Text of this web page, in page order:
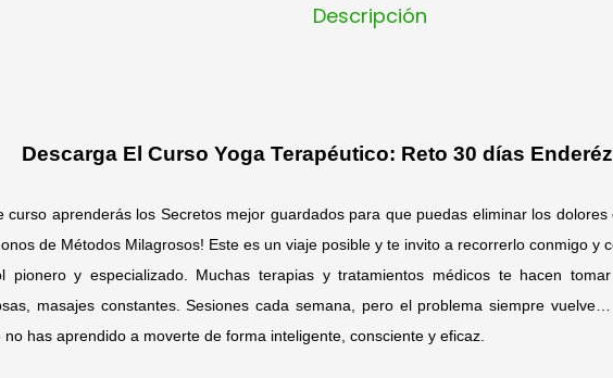
Descripción
Descarga El Curso Yoga Terapéutico: Reto 30 días
curso aprenderás los Secretos mejor guardados para que puedas eliminar los dolores
de Métodos Milagrosos! Este es un viaje posible y te invito a recorrerlo conmigo y
pionero y especializado. Muchas terapias y tratamientos médicos te hacen
masajes constantes. Sesiones cada semana, pero el problema siempre
no has aprendido a moverte de forma inteligente, consciente y eficaz.